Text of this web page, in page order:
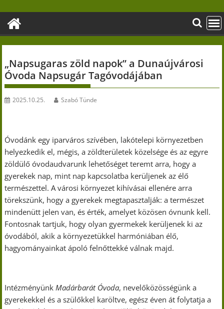
content
„Napsugaras zöld napok” a Dunaújvárosi
Óvoda Napsugár Tagóvodájában
2025.10.25. Szabó Tünde
Óvodánk egy iparváros szívében, lakótelepi környezetben
helyezkedik el, mégis, a zöldterületek közelsége és az egyre
zöldülő óvodaudvarunk lehetőséget teremt arra, hogy a
gyerekek nap, mint nap kapcsolatba kerüljenek az élő
természettel. A városi környezet kihívásai ellenére arra
törekszünk, hogy a gyerekek megtapasztalják: a természet
mindenütt jelen van, és érték, amelyet közösen óvnunk kell.
Fontosnak tartjuk, hogy olyan gyermekek kerüljenek ki az
óvodából, akik a környezetükkel harmóniában élő,
hagyományainkat ápoló felnőttekké válnak majd.
IntézményünkMadárbarát Óvoda, nevelőközösségünk a
gyerekekkel és a szülőkkel karöltve, egész éven át folytatja a